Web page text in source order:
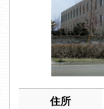
住所